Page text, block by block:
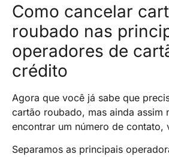
Como cancelar
roubado nas
operadores de
crédito
Agora que você já sabe que
cartão roubado, mas ainda assim
encontrar um número de contato,
Separamos as principais